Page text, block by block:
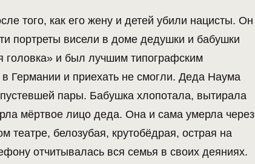
того, как его жену и детей убили нацисты. Он
портреты висели в доме дедушки и бабушки
головка» и был лучшим типографским
Германии и приехать не смогли. Деда Наума
пары. Бабушка хлопотала, вытирала
мёртвое лицо деда. Она и сама умерла через
театре, белозубая, крутобёдрая, острая на
отчитывалась вся семья в своих деяниях.